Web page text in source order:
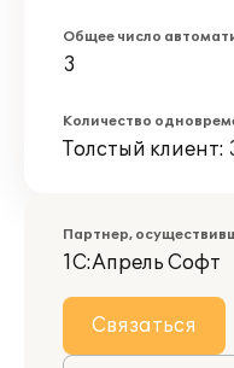
Общее число
3
Количество
Толстый клиент:
Партнер,
1С:Апрель Софт
Связаться